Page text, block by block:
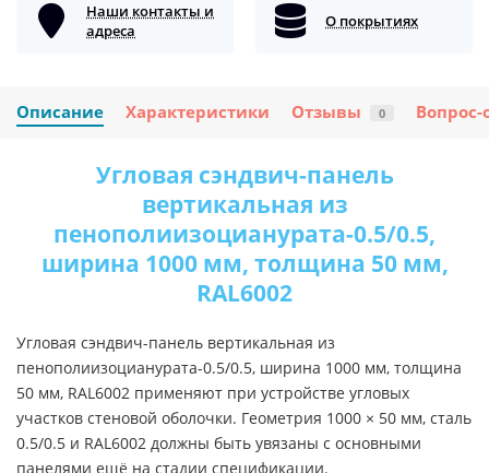
Наши контакты и
адреса
О покрытиях
Описание Характеристики Отзывы 0 Вопрос-
Угловая сэндвич-панель
вертикальная из
пенополиизоцианурата-0.5/0.5,
ширина 1000 мм, толщина 50 мм,
RAL6002
Угловая сэндвич-панель вертикальная из
пенополиизоцианурата-0.5/0.5, ширина 1000 мм, толщина
50 мм, RAL6002 применяют при устройстве угловых
участков стеновой оболочки. Геометрия 1000 × 50 мм, сталь
0.5/0.5 и RAL6002 должны быть увязаны с основными
панелями ещё на стадии спецификации.